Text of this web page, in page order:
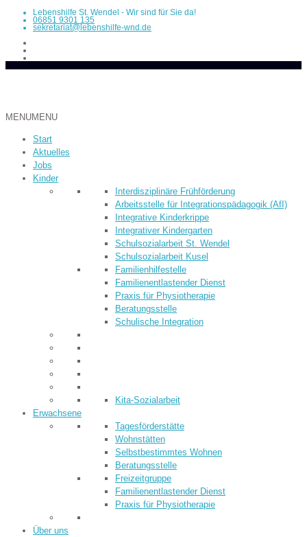
Lebenshilfe St. Wendel - Wir sind für Sie da!
06851 9301 135
sekretariat@lebenshilfe-wnd.de
MENUMENU
Start
Aktuelles
Jobs
Kinder
Inter­dis­ziplinäre Früh­­förderung
Arbeitsstelle für Integrationspädagogik (AfI)
Integrative Kinderkrippe
Integrativer Kindergarten
Schulsozialarbeit St. Wendel
Schulsozialarbeit Kusel
Familienhilfestelle
Familienentlastender Dienst
Praxis für Physiotherapie
Beratungsstelle
Schulische Integration
Kita-Sozialarbeit
Erwachsene
Tagesförderstätte
Wohnstätten
Selbstbestimmtes Wohnen
Beratungsstelle
Freizeitgruppe
Familienentlastender Dienst
Praxis für Physiotherapie
Über uns